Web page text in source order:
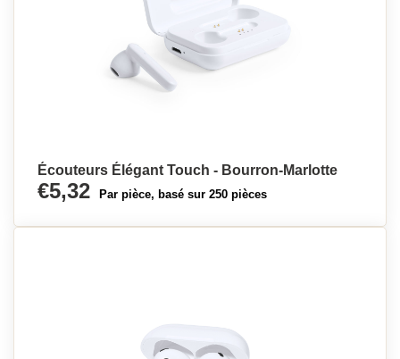
Écouteurs Élégant Touch - Bourron-Marlotte
€5,32 Par pièce, basé sur 250 pièces